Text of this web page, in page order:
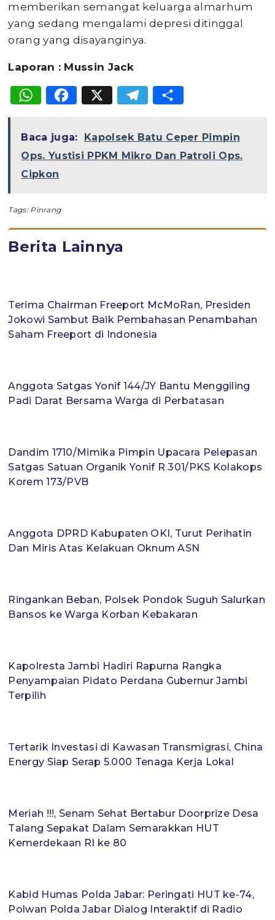
memberikan semangat keluarga almarhum
yang sedang mengalami depresi ditinggal
orang yang disayanginya.
Laporan : Mussin Jack
WhatsApp
Facebook
X Telegram
Baca juga:
Kapolsek Batu Ceper Pimpin
Ops. Yustisi PPKM Mikro Dan Patroli Ops.
Cipkon
Tags: Pinrang
Berita Lainnya
Terima Chairman Freeport McMoRan, Presiden
Jokowi Sambut Baik Pembahasan Penambahan
Saham Freeport di Indonesia
Anggota Satgas Yonif 144/JY Bantu Menggiling
Padi Darat Bersama Warga di Perbatasan
Dandim 1710/Mimika Pimpin Upacara Pelepasan
Satgas Satuan Organik Yonif R 301/PKS Kolakops
Korem 173/PVB
Anggota DPRD Kabupaten OKI, Turut Perihatin
Dan Miris Atas Kelakuan Oknum ASN
Ringankan Beban, Polsek Pondok Suguh Salurkan
Bansos ke Warga Korban Kebakaran
Kapolresta Jambi Hadiri Rapurna Rangka
Penyampaian Pidato Perdana Gubernur Jambi
Terpilih
Tertarik Investasi di Kawasan Transmigrasi, China
Energy Siap Serap 5.000 Tenaga Kerja Lokal
Meriah !!!, Senam Sehat Bertabur Doorprize Desa
Talang Sepakat Dalam Semarakkan HUT
Kemerdekaan RI ke 80
Kabid Humas Polda Jabar: Peringati HUT ke-74,
Polwan Polda Jabar Dialog Interaktif di Radio